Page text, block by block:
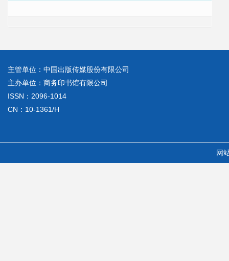
主管单位：中国出版传媒股份有限公司
主办单位：商务印书馆有限公司
ISSN：2096-1014
CN：10-1361/H
网